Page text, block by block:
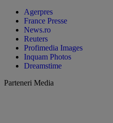
Agerpres
France Presse
News.ro
Reuters
Profimedia Images
Inquam Photos
Dreamstime
Parteneri Media